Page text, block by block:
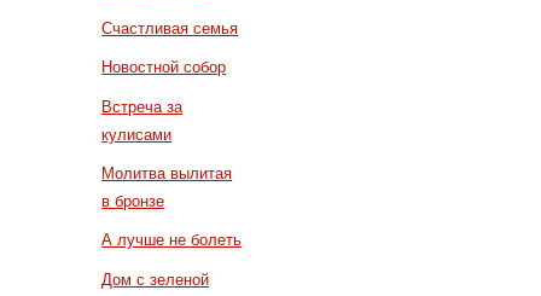
Счастливая семья
Новостной собор
Встреча за
кулисами
Молитва вылитая
в бронзе
А лучше не болеть
Дом с зеленой